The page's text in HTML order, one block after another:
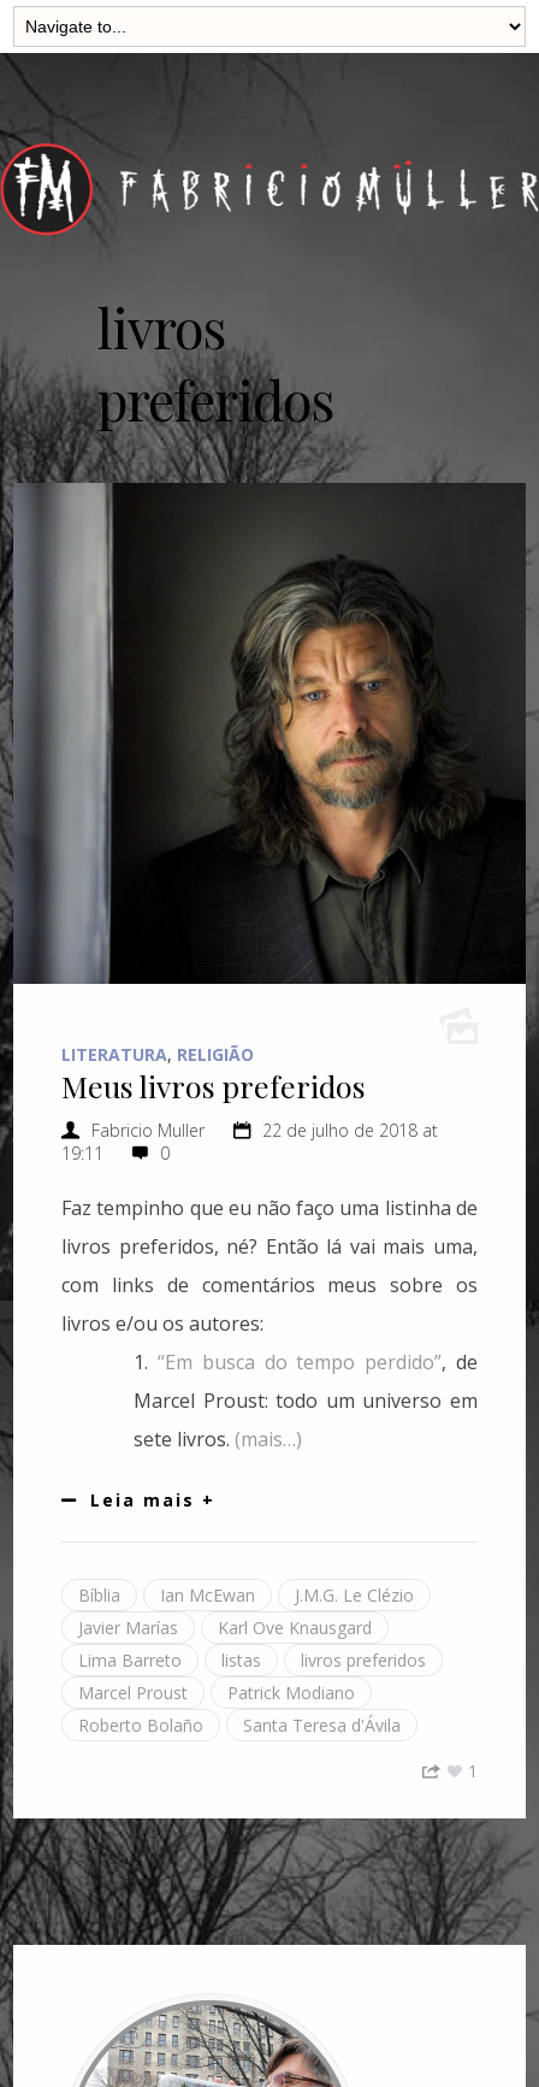
livros
preferidos
LITERATURA, RELIGIÃO
Meus livros preferidos
Fabricio Muller
22 de julho de 2018 at
19:11
0
Faz tempinho que eu não faço uma listinha de
livros preferidos, né? Então lá vai mais uma,
com links de comentários meus sobre os
livros e/ou os autores:
1. “Em busca do tempo perdido”, de
Marcel Proust: todo um universo em
sete livros.(mais…)
Leia mais +
Bíblia Ian McEwan
J.M.G. Le Clézio
Javier Marías
Karl Ove Knausgard
Lima Barreto
listas
livros preferidos
Marcel Proust
Patrick Modiano
Roberto Bolaño
Santa Teresa d'Ávila
1